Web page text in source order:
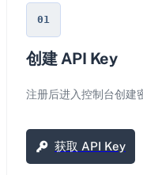
01
创建 API Key
注册后进入控制台创建
获取 API Key